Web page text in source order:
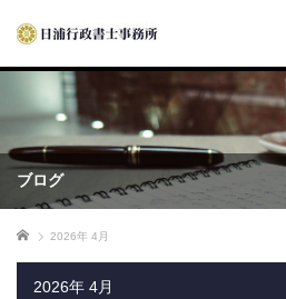
ブログ
ホーム 2026年 4月
2026年 4月